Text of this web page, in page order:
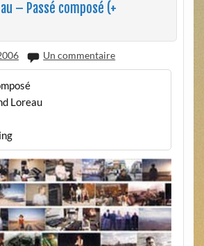
– Passé composé (+
Un commentaire
Loreau